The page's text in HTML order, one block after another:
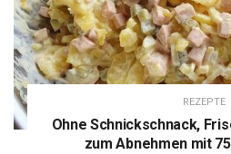
REZEPTE
Ohne Schnickschnack,
zum Abnehmen mit